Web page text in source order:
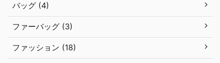
バッグ (4)
ファーバッグ (3)
ファッション (18)